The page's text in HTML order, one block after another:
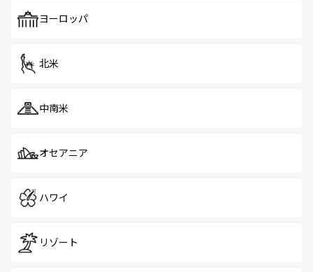
で、ホーカーズは地元の風情を楽しめる外せないスポット
ヨーロッパ
北米
中南米
オセアニア
ハワイ
リゾート